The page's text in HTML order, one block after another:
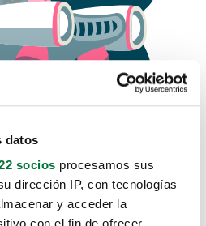
datos
socios procesamos sus
dirección IP, con tecnologías
y acceder la
sabemos como